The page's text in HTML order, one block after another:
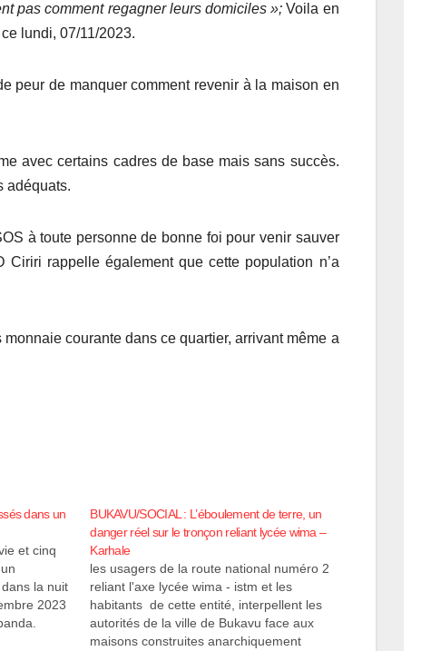
pascomment regagner leursdomiciles »;Voila en
lundi, 07/11/2023.
peur de manquer comment revenir à la maison en
avec certains cadres de base mais sans succès.
adéquats.
à toute personne de bonne foi pour venir sauver
rappelle également que cette population n’a
courante dans ce quartier, arrivant même a
dans un
et cinq
la nuit
2023
Chef de
BUKAVU/SOCIAL : L’éboulement de terre, un
danger réel sur le tronçon reliant lycée wima –
Karhale
les usagers de la route national numéro 2
reliant l'axe lycée wima - istm et les
habitants de cette entité, interpellent les
autorités de la ville de Bukavu face aux
maisons construites anarchiquement